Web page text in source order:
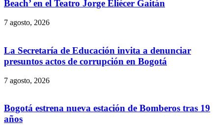
Beach’ en el Teatro Jorge Eliécer Gaitán
7 agosto, 2026
La Secretaría de Educación invita a denunciar
presuntos actos de corrupción en Bogotá
7 agosto, 2026
Bogotá estrena nueva estación de Bomberos tras 19
años